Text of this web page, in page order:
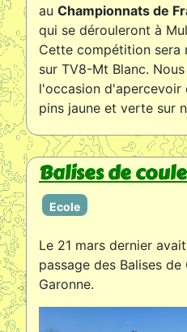
au Championnats de
qui se dérouleront à
Cette compétition sera
sur TV8-Mt Blanc.
l'occasion d'apercevoir
pins jaune et verte sur
Balises de
Ecole
Le 21 mars dernier
passage des Balises
Garonne.